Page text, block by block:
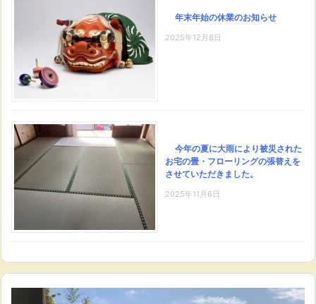
年末年始の休業のお知らせ
2025年12月8日
今年の夏に大雨により被災された
お宅の畳・フローリングの張替えを
させていただきました。
2025年11月6日